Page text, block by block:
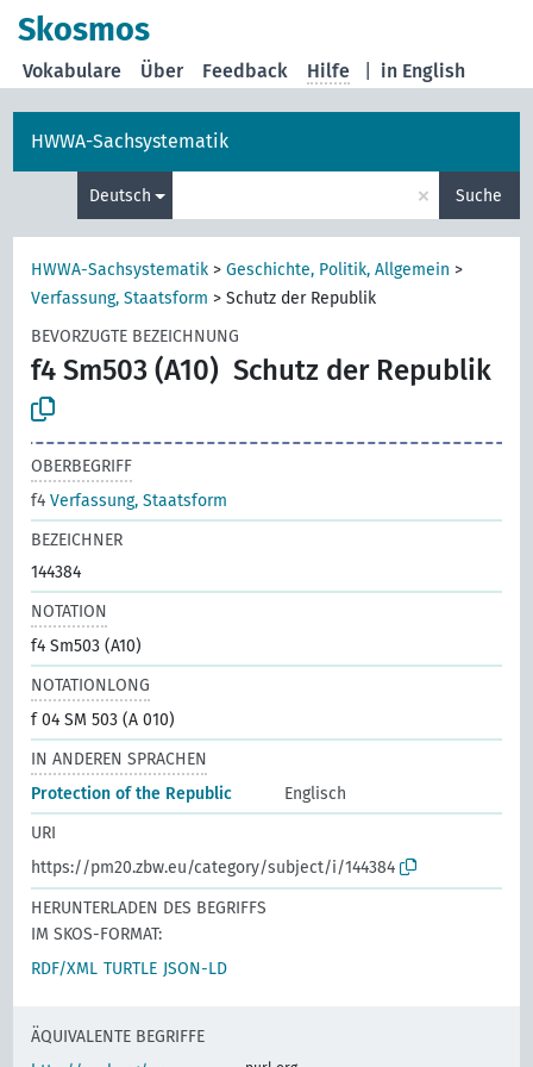
Skosmos
in English
Vokabulare Über Feedback Hilfe
HWWA-Sachsystematik
Deutsch × Suche
HWWA-Sachsystematik >Geschichte, Politik, Allgemein >
Verfassung, Staatsform >Schutz der Republik
BEVORZUGTE BEZEICHNUNG
f4 Sm503 (A10) Schutz der Republik
OBERBEGRIFF
f4Verfassung, Staatsform
BEZEICHNER
144384
NOTATION
f4 Sm503 (A10)
NOTATIONLONG
f 04 SM 503 (A 010)
IN ANDEREN SPRACHEN
Protection of the Republic
Englisch
URI
https://pm20.zbw.eu/category/subject/i/144384
HERUNTERLADEN DES BEGRIFFS
IM SKOS-FORMAT:
RDF/XML TURTLE JSON-LD
ÄQUIVALENTE BEGRIFFE